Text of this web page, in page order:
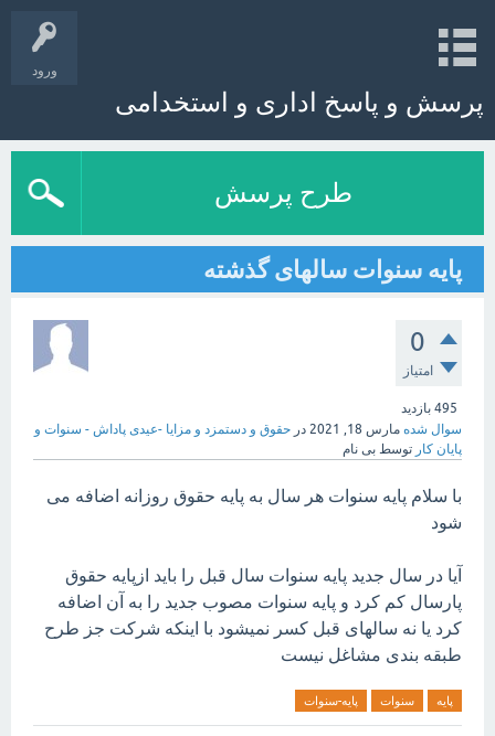
ورود
پرسش و پاسخ اداری و استخدامی
طرح پرسش
پایه سنوات سالهای گذشته
0
امتیاز
495 بازدید
سوال شده مارس 18, 2021 در حقوق و دستمزد و مزایا -عیدی پاداش - سنوات و
پایان کار توسط بی نام
با سلام پایه سنوات هر سال به پایه حقوق روزانه اضافه می
شود
آیا در سال جدید پایه سنوات سال قبل را باید ازپایه حقوق
پارسال کم کرد و پایه سنوات مصوب جدید را به آن اضافه
کرد یا نه سالهای قبل کسر نمیشود با اینکه شرکت جز طرح
طبقه بندی مشاغل نیست
پایه سنوات پایه-سنوات